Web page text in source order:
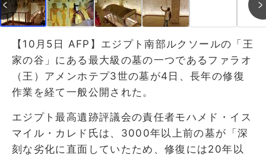
【10月5日 AFP】エジプト南部ルクソールの「王
家の谷」にある最大級の墓の一つであるファラオ
（王）アメンホテプ3世の墓が4日、長年の修復
作業を経て一般公開された。
エジプト最高遺跡評議会の責任者モハメド・イス
マイル・カレド氏は、3000年以上前の墓が「深
刻な劣化に直面していたため、修復には20年以